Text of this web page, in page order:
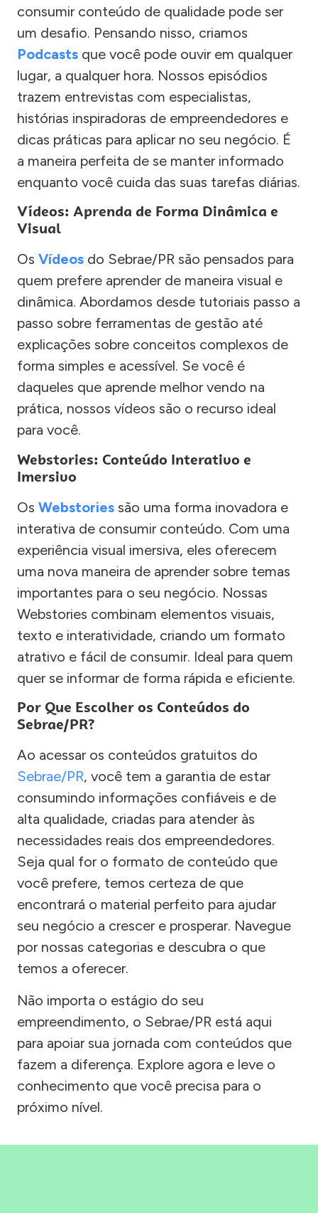
consumir conteúdo de qualidade pode ser
um desafio. Pensando nisso, criamos
Podcasts que você pode ouvir em qualquer
lugar, a qualquer hora. Nossos episódios
trazem entrevistas com especialistas,
histórias inspiradoras de empreendedores e
dicas práticas para aplicar no seu negócio. É
a maneira perfeita de se manter informado
enquanto você cuida das suas tarefas diárias.
Vídeos: Aprenda de Forma Dinâmica e
Visual
Os Vídeos do Sebrae/PR são pensados para
quem prefere aprender de maneira visual e
dinâmica. Abordamos desde tutoriais passo a
passo sobre ferramentas de gestão até
explicações sobre conceitos complexos de
forma simples e acessível. Se você é
daqueles que aprende melhor vendo na
prática, nossos vídeos são o recurso ideal
para você.
Webstories: Conteúdo Interativo e
Imersivo
Os Webstories são uma forma inovadora e
interativa de consumir conteúdo. Com uma
experiência visual imersiva, eles oferecem
uma nova maneira de aprender sobre temas
importantes para o seu negócio. Nossas
Webstories combinam elementos visuais,
texto e interatividade, criando um formato
atrativo e fácil de consumir. Ideal para quem
quer se informar de forma rápida e eficiente.
Por Que Escolher os Conteúdos do
Sebrae/PR?
Ao acessar os conteúdos gratuitos do
Sebrae/PR, você tem a garantia de estar
consumindo informações confiáveis e de
alta qualidade, criadas para atender às
necessidades reais dos empreendedores.
Seja qual for o formato de conteúdo que
você prefere, temos certeza de que
encontrará o material perfeito para ajudar
seu negócio a crescer e prosperar. Navegue
por nossas categorias e descubra o que
temos a oferecer.
Não importa o estágio do seu
empreendimento, o Sebrae/PR está aqui
para apoiar sua jornada com conteúdos que
fazem a diferença. Explore agora e leve o
conhecimento que você precisa para o
próximo nível.